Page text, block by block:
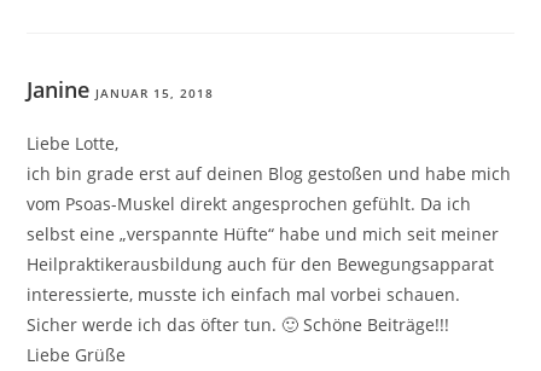
Janine JANUAR 15, 2018
Liebe Lotte,
ich bin grade erst auf deinen Blog gestoßen und habe mich
vom Psoas-Muskel direkt angesprochen gefühlt. Da ich
selbst eine „verspannte Hüfte“ habe und mich seit meiner
Heilpraktikerausbildung auch für den Bewegungsapparat
interessierte, musste ich einfach mal vorbei schauen.
Sicher werde ich das öfter tun. 🙂 Schöne Beiträge!!!
Liebe Grüße